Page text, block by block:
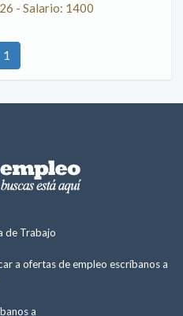
- Salario: 1400
1
de Trabajo
a ofertas de empleo escríbanos a
a